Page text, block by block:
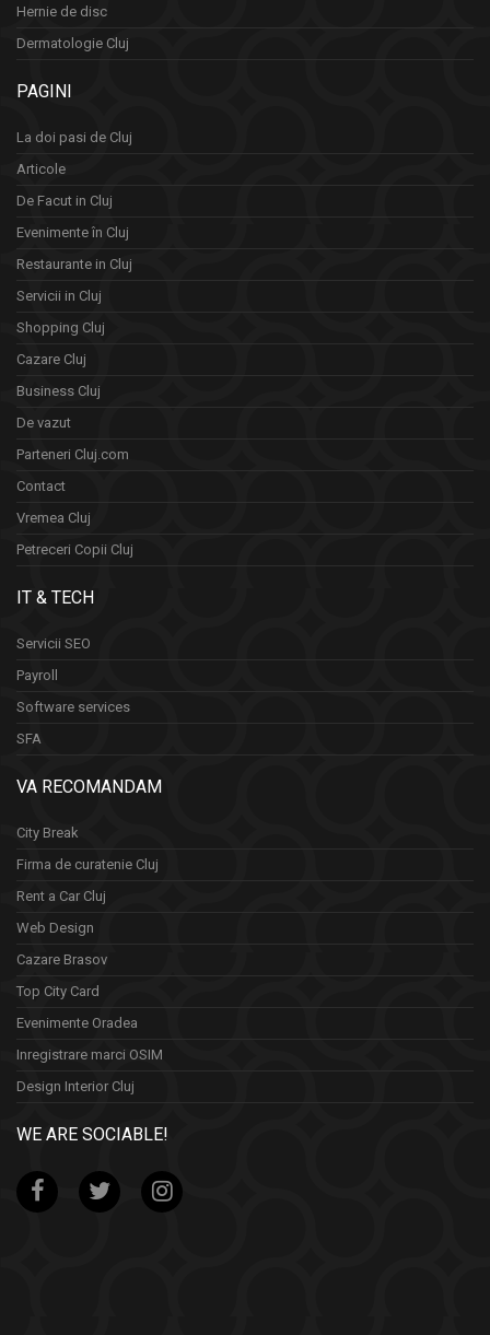
Hernie de disc
Dermatologie Cluj
PAGINI
La doi pasi de Cluj
Articole
De Facut in Cluj
Evenimente în Cluj
Restaurante in Cluj
Servicii in Cluj
Shopping Cluj
Cazare Cluj
Business Cluj
De vazut
Parteneri Cluj.com
Contact
Vremea Cluj
Petreceri Copii Cluj
IT & TECH
Servicii SEO
Payroll
Software services
SFA
VA RECOMANDAM
City Break
Firma de curatenie Cluj
Rent a Car Cluj
Web Design
Cazare Brasov
Top City Card
Evenimente Oradea
Inregistrare marci OSIM
Design Interior Cluj
WE ARE SOCIABLE!